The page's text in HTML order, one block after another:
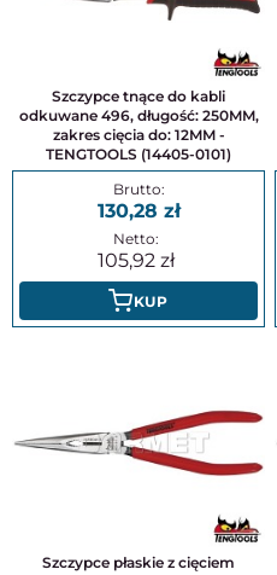
Szczypce tnące do kabli
odkuwane 496, długość: 250MM,
zakres cięcia do: 12MM -
TENGTOOLS (14405-0101)
130,28
105,92
KUP
Szczypce płaskie z cięciem